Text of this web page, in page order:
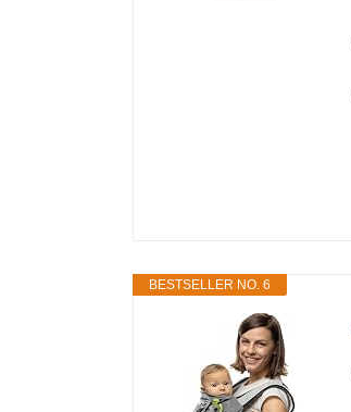
BESTSELLER NO. 6